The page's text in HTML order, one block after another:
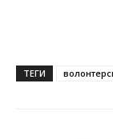
ТЕГИ